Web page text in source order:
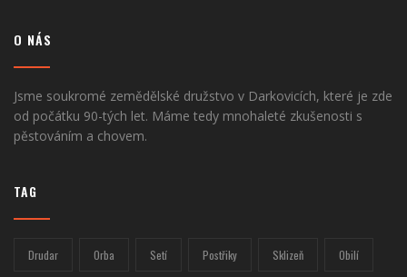
O NÁS
Jsme soukromé zemědělské družstvo v Darkovicích, které je zde
od počátku 90-tých let. Máme tedy mnohaleté zkušenosti s
pěstováním a chovem.
TAG
Drudar Orba Setí Postřiky Sklizeň Obilí